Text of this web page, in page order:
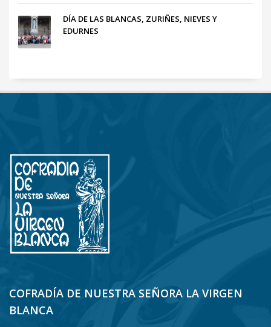
DÍA DE LAS BLANCAS, ZURIÑES, NIEVES Y
EDURNES
COFRADÍA DE NUESTRA SEÑORA LA VIRGEN
BLANCA